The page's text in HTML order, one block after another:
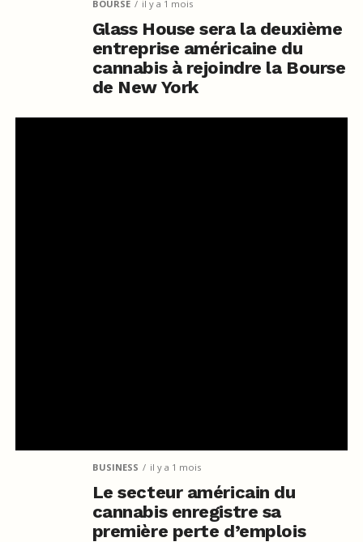
BOURSE il y a 1 mois
Glass House sera la deuxième
entreprise américaine du
cannabis à rejoindre la Bourse
de New York
BUSINESS il y a 1 mois
Le secteur américain du
cannabis enregistre sa
première perte d’emplois